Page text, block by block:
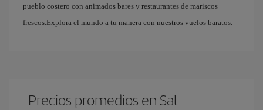
pueblo costero con animados bares y restaurantes de mariscos
frescos.Explora el mundo a tu manera con nuestros vuelos baratos.
Precios promedios en Sal